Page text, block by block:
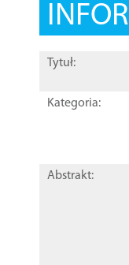
Tytuł:
Kategoria:
Abstrakt: